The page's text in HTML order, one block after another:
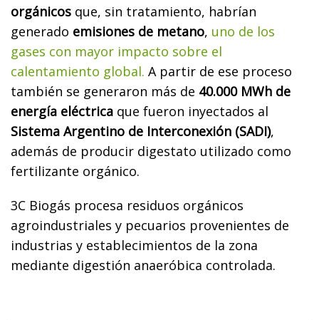
orgánicos que, sin tratamiento, habrían
generado emisiones de metano, uno de los
gases con mayor impacto sobre el
calentamiento global. A partir de ese proceso
también se generaron más de 40.000 MWh de
energía eléctrica que fueron inyectados al
Sistema Argentino de Interconexión (SADI),
además de producir digestato utilizado como
fertilizante orgánico.
3C Biogás procesa residuos orgánicos
agroindustriales y pecuarios provenientes de
industrias y establecimientos de la zona
mediante digestión anaeróbica controlada.